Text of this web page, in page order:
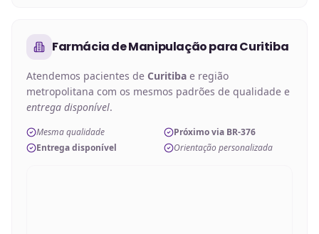
Farmácia de ManipulaçãoparaCuritiba
Atendemos pacientes de Curitiba e região
metropolitana com os mesmos padrões de qualidade e
entrega disponível.
Mesma qualidade
Próximo via BR-376
Entrega disponível
Orientação personalizada